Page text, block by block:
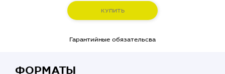
КУПИТЬ
Гарантийные обязательсва
ФОРМАТЫ